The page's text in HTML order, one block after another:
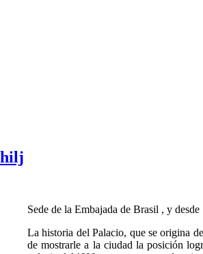
Sede de la Embajada de Brasil , y
La historia del Palacio, que se origina
de mostrarle a la ciudad la posición